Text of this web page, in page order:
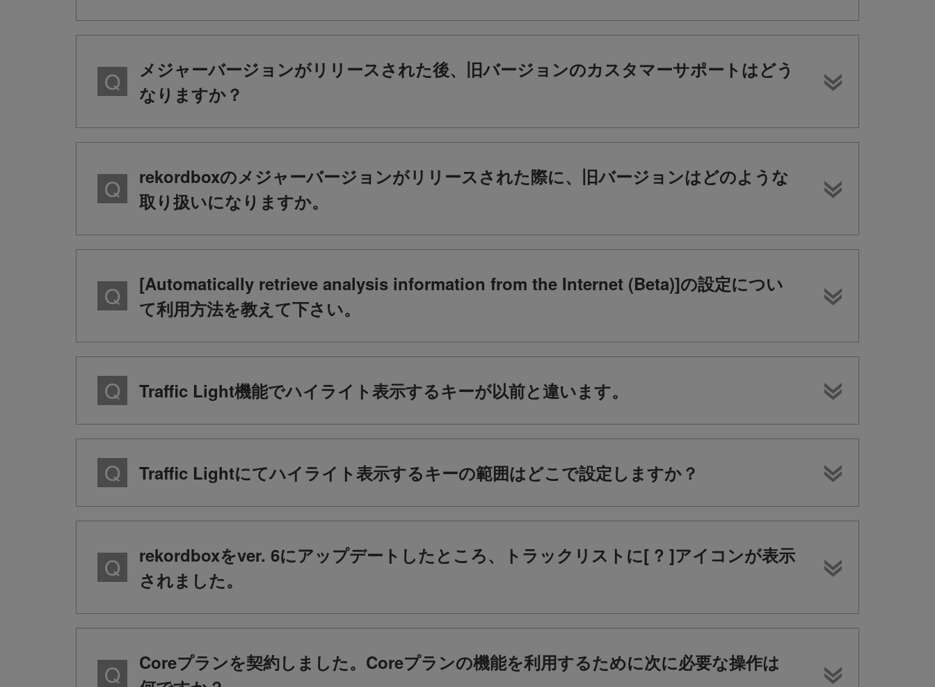
メジャーバージョンがリリースされた後、旧バージョンのカスタマーサポートはどう
なりますか？
rekordboxのメジャーバージョンがリリースされた際に、旧バージョンはどのような
取り扱いになりますか。
[Automatically retrieve analysis information from the Internet (Beta)]の設定につい
て利用方法を教えて下さい。
Traffic Light機能でハイライト表示するキーが以前と違います。
Traffic Lightにてハイライト表示するキーの範囲はどこで設定しますか？
rekordboxをver. 6にアップデートしたところ、トラックリストに[ ? ]アイコンが表示
されました。
Coreプランを契約しました。Coreプランの機能を利用するために次に必要な操作は